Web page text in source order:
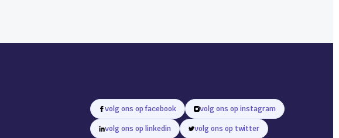
volg ons op facebook volg ons op instagram
volg ons op linkedin volg ons op twitter